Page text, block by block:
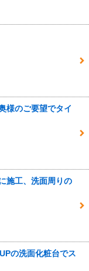
様のご要望でタイ
施工、洗面周りの
の洗面化粧台でス